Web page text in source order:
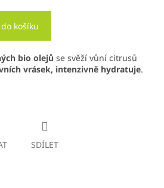
košíku
bio olejů se svěží vůní citrusů
vrásek, intenzivně hydratuje.
SDÍLET